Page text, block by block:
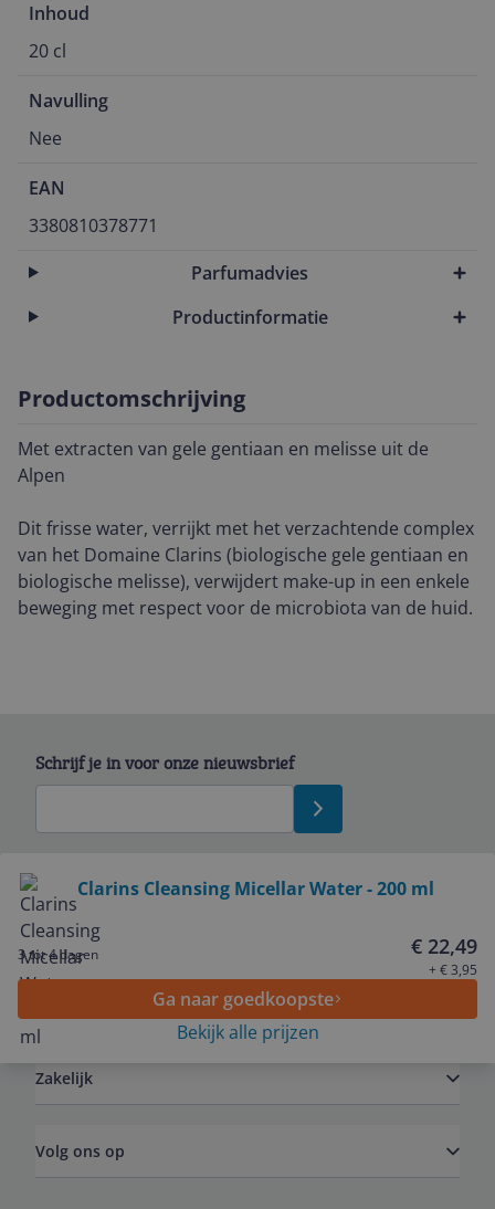
Inhoud
20 cl
Navulling
Nee
EAN
3380810378771
Parfumadvies
Productinformatie
Productomschrijving
Met extracten van gele gentiaan en melisse uit de
Alpen
Dit frisse water, verrijkt met het verzachtende complex
van het Domaine Clarins (biologische gele gentiaan en
biologische melisse), verwijdert make-up in een enkele
beweging met respect voor de microbiota van de huid.
Clarins Cleansing Micellar Water - 200 ml
3 tot 4 dagen € 22,49
+ € 3,95
Ga naar goedkoopste
Bekijk alle prijzen
Schrijf je in voor onze nieuwsbrief
Service
Zakelijk
Volg ons op